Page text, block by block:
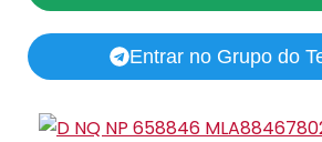
Entrar no Grupo do